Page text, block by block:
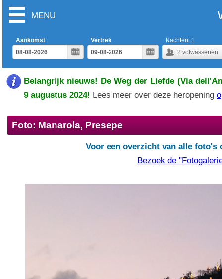
MENU
Aankomst
Vertrek
2 volwassenen
Nachten: 1
Belangrijk nieuws! De Weg der Liefde (Via
9 augustus 2024! Lees meer over deze heropening
Foto: Manarola, Presepe
Voor een overzicht van alle foto's
Bezoek de